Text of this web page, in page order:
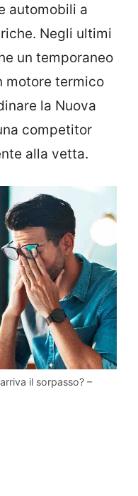
automobili a
Negli ultimi
un temporaneo
motore termico
la Nuova
competitor
alla vetta.
il sorpasso? –